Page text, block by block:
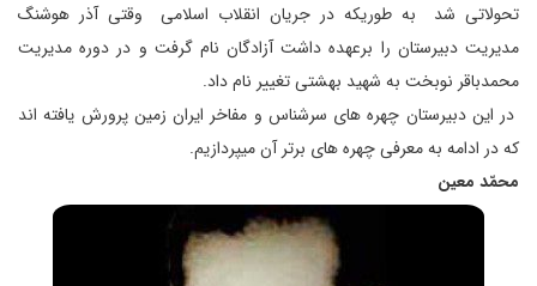
تحولاتی شد به طوریکه در جریان انقلاب اسلامی وقتی آذر هوشنگ
مدیریت دبیرستان را برعهده داشت آزادگان نام گرفت و در دوره مدیریت
محمدباقر نوبخت به شهید بهشتی تغییر نام داد.
در این دبیرستان چهره های سرشناس و مفاخر ایران زمین پرورش یافته اند
که در ادامه به معرفی چهره های برتر آن میپردازیم.
محمّد معین